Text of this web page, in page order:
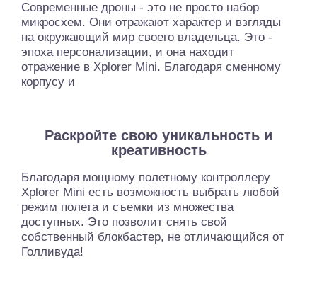
Современные дроны - это не просто набор
микросхем. Они отражают характер и взгляды
на окружающий мир своего владельца. Это -
эпоха персонализации, и она находит
отражение в Xplorer Mini. Благодаря сменному
корпусу и
Раскройте свою уникальность и
креативность
Благодаря мощному полетному контроллеру
Xplorer Mini есть возможность выбрать любой
режим полета и съемки из множества
доступных. Это позволит снять свой
собственный блокбастер, не отличающийся от
Голливуда!